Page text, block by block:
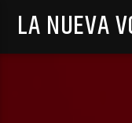
LA NUEVA